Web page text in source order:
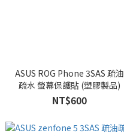
ASUS ROG Phone 3SAS 疏油
疏水 螢幕保護貼 (塑膠製品)
NT$600